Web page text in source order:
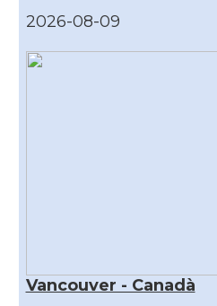
2026-08-09
Vancouver - Canadà